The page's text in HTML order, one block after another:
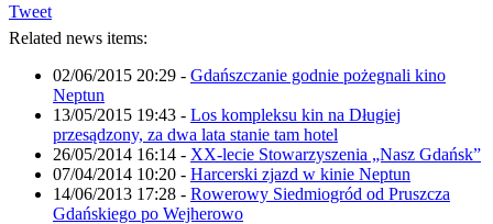
Tweet
Related news items:
02/06/2015 20:29 - Gdańszczanie godnie pożegnali kino
Neptun
13/05/2015 19:43 - Los kompleksu kin na Długiej
przesądzony, za dwa lata stanie tam hotel
26/05/2014 16:14 - XX-lecie Stowarzyszenia „Nasz Gdańsk”
07/04/2014 10:20 - Harcerski zjazd w kinie Neptun
14/06/2013 17:28 - Rowerowy Siedmiogród od Pruszcza
Gdańskiego po Wejherowo